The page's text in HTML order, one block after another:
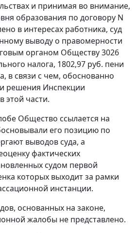
и принимая во внимание,
образования по договору N
в интересах работника, суд
выводу о правомерности
органом Обществу 3026
налога, 1802,97 руб. пени
в связи с чем, обоснованно
решения Инспекции
этой части.
Общество ссылается на
его позицию по
выводов суда, а
фактических
судом первой
которых выходит за рамки
инстанции.
основанных на законе,
жалобы не представлено.